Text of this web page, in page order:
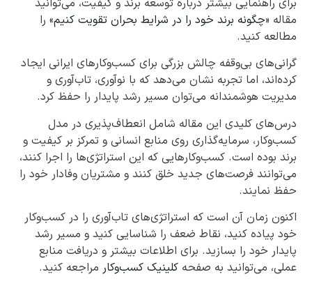
برای راهنمایی بیشتر درباره توسعه برند و کیفیت، می‌توانید
مقاله «چگونه برند خود را در شرایط بحران تقویت کنیم» را
مطالعه کنید.
گرانی‌های بی‌وقفه چالش بزرگی برای کسب‌وکارهای ایرانی ایجاد
کرده‌اند، اما تجربه نشان می‌دهد که با نوآوری، تاب‌آوری و
مدیریت هوشمندانه می‌توان مسیر رشد پایدار را حفظ کرد.
درس‌های کلیدی این مقاله شامل انعطاف‌پذیری در مدل
کسب‌وکار، سرمایه‌گذاری روی منابع انسانی و تمرکز بر کیفیت و
برند بوده است. کسب‌وکارهایی که این استراتژی‌ها را اجرا کنند،
می‌توانند فرصت‌های جدید خلق کنند و مشتریان وفادار خود را
حفظ نمایند.
اکنون زمان آن است که استراتژی‌های تاب‌آوری را در کسب‌وکار
خود پیاده کنید، نقاط ضعف را شناسایی کنید و مسیر رشد
پایدار خود را بسازید. برای اطلاعات بیشتر و دریافت منابع
عملی، می‌توانید به صفحه کلینیک کسب‌وکار مراجعه کنید.